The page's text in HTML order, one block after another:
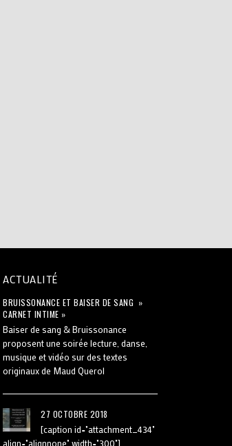
ACTUALITÉ
BRUISSONANCE ET BAISER DE SANG »
CARNET INTIME »
Baiser de sang & Bruissonance
proposent une soirée lecture, danse,
musique et vidéo sur des textes
originaux de Maud Querol
27 OCTOBRE 2018
[caption id="attachment_434"
align="alignnone" width="300"]